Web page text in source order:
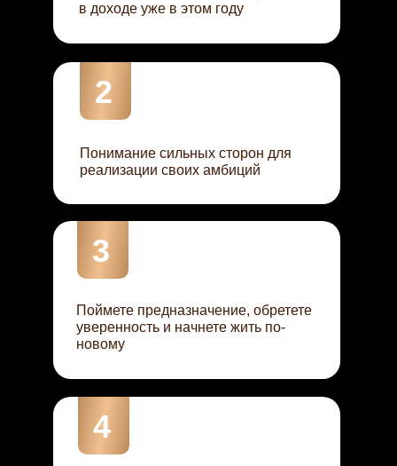
3
2
4
Поймете предназначение, обретете
уверенность и начнете жить по-
новому
Понимание сильных сторон для
реализации своих амбиций
в доходе уже в этом году